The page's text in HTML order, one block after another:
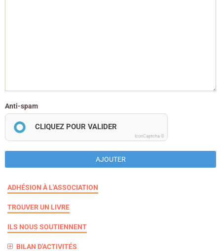
Anti-spam
CLIQUEZ POUR VALIDER
IconCaptcha ©
AJOUTER
ADHÉSION À L'ASSOCIATION
TROUVER UN LIVRE
ILS NOUS SOUTIENNENT
BILAN D'ACTIVITÉS